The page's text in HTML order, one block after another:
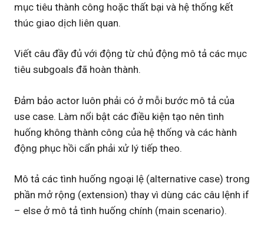
mục tiêu thành công hoặc thất bại và hệ thống kết
thúc giao dịch liên quan.
Viết câu đầy đủ với động từ chủ động mô tả các mục
tiêu subgoals đã hoàn thành.
Đảm bảo actor luôn phải có ở mỗi bước mô tả của
use case. Làm nổi bật các điều kiện tạo nên tình
huống không thành công của hệ thống và các hành
động phục hồi cẩn phải xử lý tiếp theo.
Mô tả các tình huống ngoại lệ (alternative case) trong
phần mở rộng (extension) thay vì dùng các câu lệnh if
– else ở mô tả tình huống chính (main scenario).